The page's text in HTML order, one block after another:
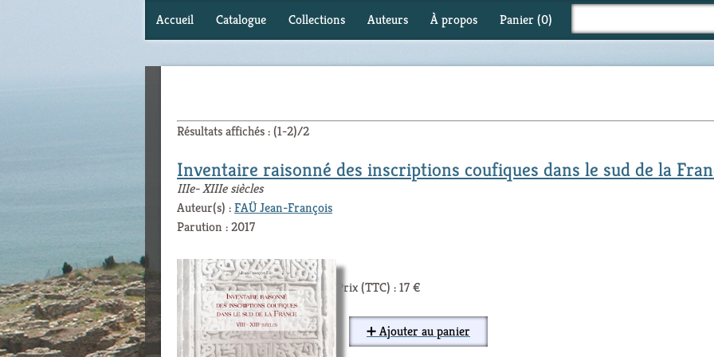
Accueil Catalogue Collections Auteurs À propos Panier (0)
Résultats affichés : (1-2)/2
Inventaire raisonné des inscriptions coufiques dans le sud de la
IIIe- XIIIe siècles
Auteur(s) :FAÜ Jean-François
Parution : 2017
Prix (TTC) : 17 €
➕ Ajouter au panier